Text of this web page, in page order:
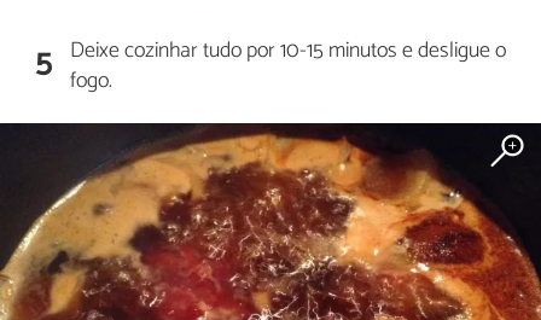
5 Deixe cozinhar tudo por 10-15 minutos e desligue o
fogo.